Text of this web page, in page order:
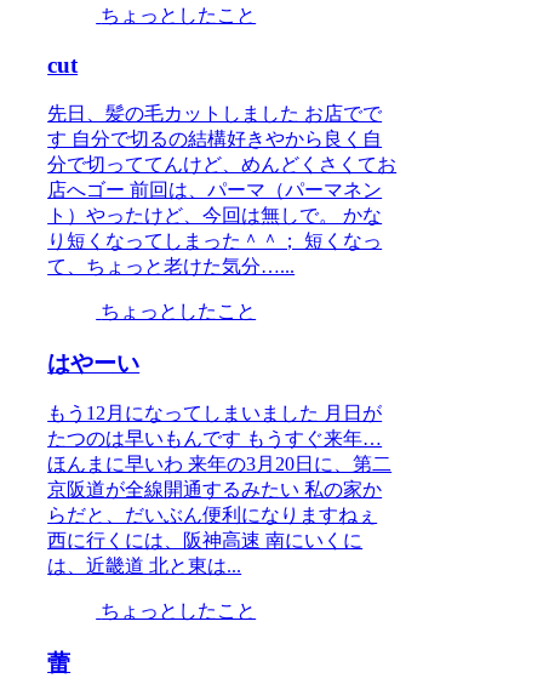
ちょっとしたこと
cut
先日、髪の毛カットしました お店でで
す 自分で切るの結構好きやから良く自
分で切っててんけど、めんどくさくてお
店へゴー 前回は、パーマ（パーマネン
ト）やったけど、今回は無しで。 かな
り短くなってしまった＾＾； 短くなっ
て、ちょっと老けた気分…...
ちょっとしたこと
はやーい
もう12月になってしまいました 月日が
たつのは早いもんです もうすぐ来年…
ほんまに早いわ 来年の3月20日に、第二
京阪道が全線開通するみたい 私の家か
らだと、だいぶん便利になりますねぇ
西に行くには、阪神高速 南にいくに
は、近畿道 北と東は...
ちょっとしたこと
蕾